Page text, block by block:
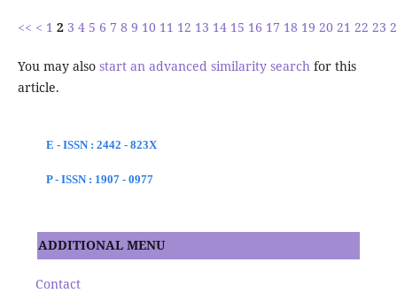
<< < 1 2 3 4 5 6 7 8 9 10 11 12 13 14 15 16 17 18 19 20 21 22 23
You may also start an advanced similarity searchfor this
article.
E - ISSN : 2442 - 823X
P - ISSN : 1907 - 0977
ADDITIONAL MENU
Contact